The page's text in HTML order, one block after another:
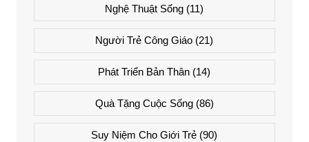
Nghệ Thuật Sống (11)
Người Trẻ Công Giáo (21)
Phát Triển Bản Thân (14)
Quà Tặng Cuộc Sống(86)
Suy Niệm Cho Giới Trẻ (90)